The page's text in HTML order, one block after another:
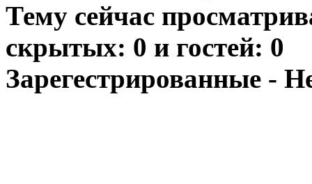
Тему сейчас
скрытых: 0 и гостей: 0
Зарегестрированные -